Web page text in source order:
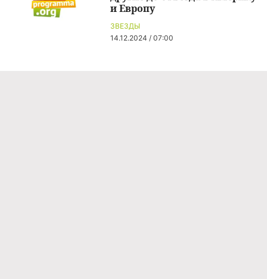
ЗВЕЗДЫ
14.12.2024 / 07:00
и Европу